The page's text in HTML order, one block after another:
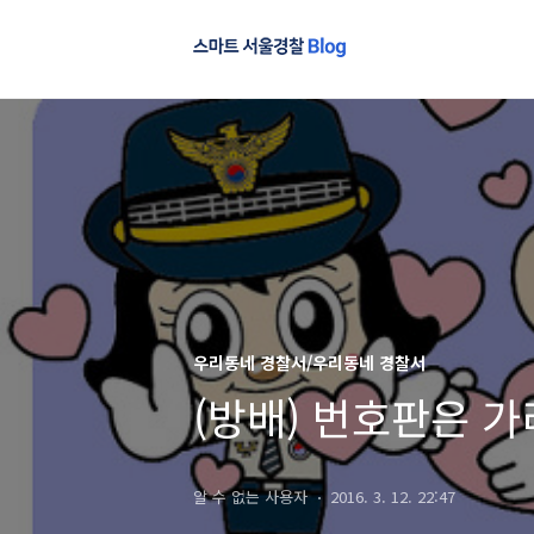
우리동네 경찰서/우리동네 경찰서
(방배) 번호판은
알 수 없는 사용자 2016. 3. 12. 22:47